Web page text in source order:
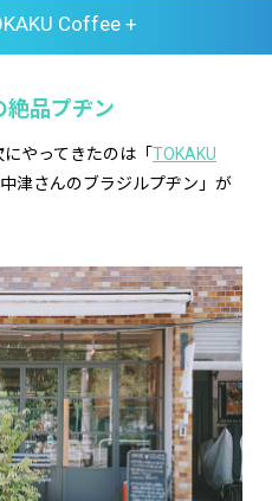
Coffee +
絶品プヂン
やってきたのは「 TOKAKU
中津さんのブラジルプヂン」が